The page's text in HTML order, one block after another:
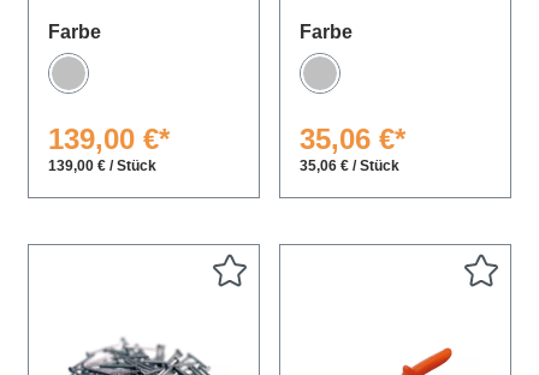
Farbeauswählen
Silber
139,00 €*
139,00 € / Stück
Farbeauswählen
Silber
35,06 €*
35,06 € / Stück